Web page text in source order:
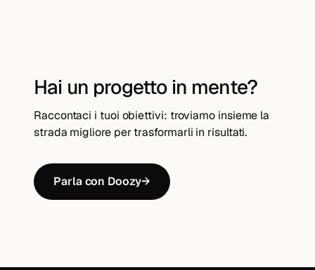
Hai un progetto in mente?
Raccontaci i tuoi obiettivi: troviamo insieme la
strada migliore per trasformarli in risultati.
Parla con Doozy→